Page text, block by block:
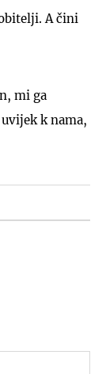
A čini
mi ga
k nama,